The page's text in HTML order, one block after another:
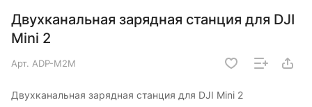
Двухканальная зарядная станция для DJI
Mini 2
Арт. ADP-M2M
Двухканальная зарядная станция для DJI Mini 2